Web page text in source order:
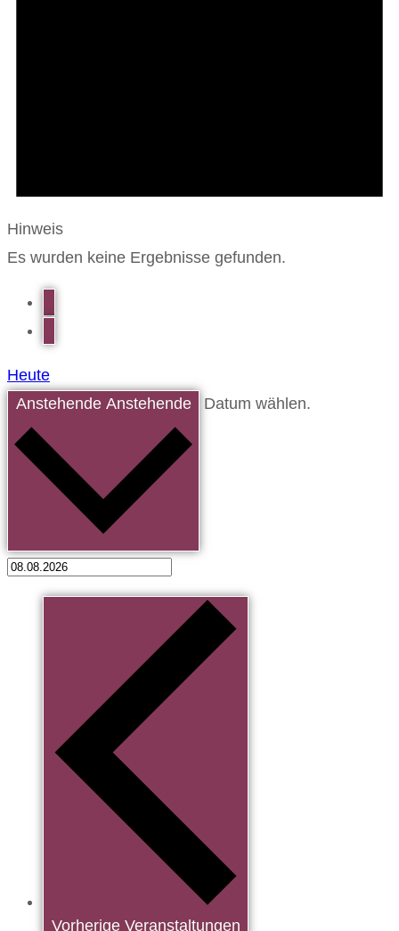
Hinweis
Es wurden keine Ergebnisse gefunden.
Heute
Anstehende Anstehende Datum wählen.
Vorherige Veranstaltungen